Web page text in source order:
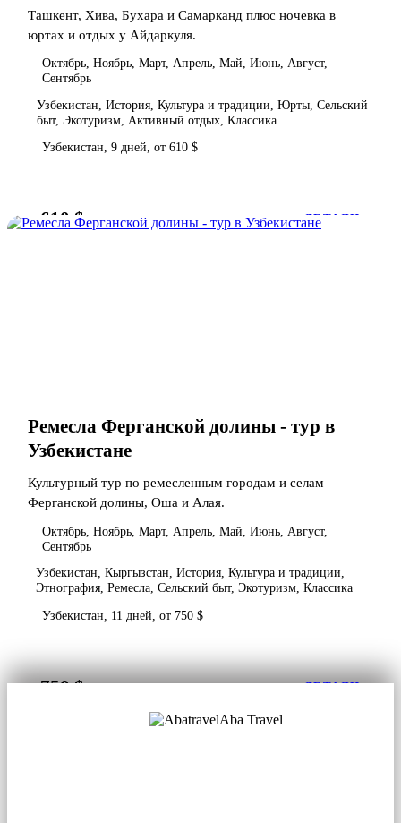
Узбекистану
Ташкент, Хива, Бухара и Самарканд плюс ночевка в
юртах и отдых у Айдаркуля.
Октябрь, Ноябрь, Март, Апрель, Май, Июнь, Август,
Сентябрь
Узбекистан, История, Культура и традиции, Юрты, Сельский
быт, Экотуризм, Активный отдых, Классика
Узбекистан, 9 дней, от 610 $
от610 $ ДЕТАЛИ
Ремесла Ферганской долины - тур в
Узбекистане
Культурный тур по ремесленным городам и селам
Ферганской долины, Оша и Алая.
Октябрь, Ноябрь, Март, Апрель, Май, Июнь, Август,
Сентябрь
Узбекистан, Кыргызстан, История, Культура и традиции,
Этнография, Ремесла, Сельский быт, Экотуризм, Классика
Узбекистан, 11 дней, от 750 $
от750 $ ДЕТАЛИ
Aba Travel